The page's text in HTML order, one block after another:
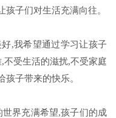
子们对生活充满向往。
,我希望通过学习让孩子
受生活的滋扰,不受家庭
子带来的快乐。
界充满希望,孩子们的成